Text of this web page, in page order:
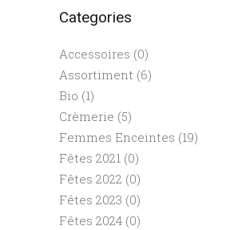
Categories
Accessoires (0)
Assortiment (6)
Bio (1)
Crèmerie (5)
Femmes Enceintes (19)
Fêtes 2021 (0)
Fêtes 2022 (0)
Fêtes 2023 (0)
Fêtes 2024 (0)